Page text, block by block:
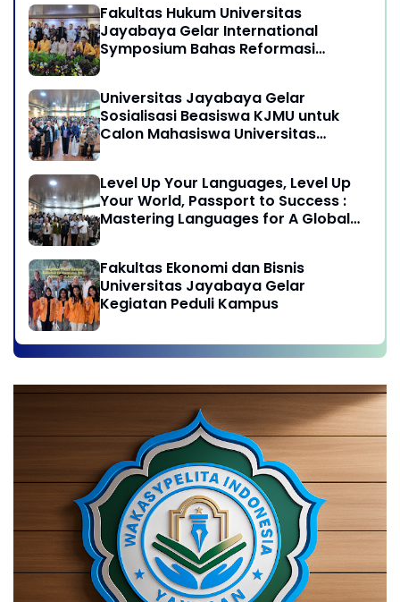
Sukamandi Masagi - Kabupaten
Subang, Jawa Barat
Fakultas Hukum Universitas
Jayabaya Gelar International
Symposium Bahas Reformasi
Universitas Jayabaya Gelar
Sosialisasi Beasiswa KJMU untuk
Calon Mahasiswa Universitas
Level Up Your Languages, Level Up
Your World, Passport to Success :
Mastering Languages for A Global
Fakultas Ekonomi dan Bisnis
Universitas Jayabaya Gelar
Kegiatan Peduli Kampus